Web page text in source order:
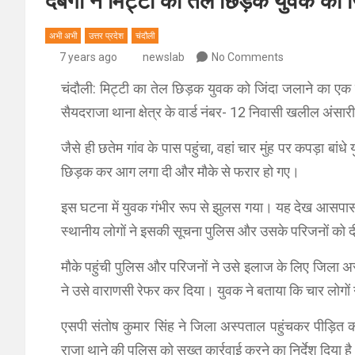
अभी अभी उत्तर प्रदेश चंदौली
7 years ago newslab No Comments
चंदौली: मिट्टी का तेल छिड़क युवक को जिंदा जलाने का
सैयदराजा थाना क्षेत्र के वार्ड नंबर- 12 निवासी खलील
जैसे ही छतेम गांव के पास पहुंचा, वहां चार मुंह पर कपड़ा
छिड़क कर आग लगा दी और मौके से फरार हो गए।
इस घटना में युवक गंभीर रूप से झुलस गया। यह देख
स्थानीय लोगों ने इसकी सूचना पुलिस और उसके परिजनों को
मौके पहुंची पुलिस और परिजनों ने उसे इलाज के लिए जिला
ने उसे वाराणसी रेफर कर दिया। युवक ने बताया कि चार
एसपी संतोष कुमार सिंह ने जिला अस्पताल पहुंचकर
राजा थाने की पुलिस को सख्त कार्रवाई करने का निर्देश दिया